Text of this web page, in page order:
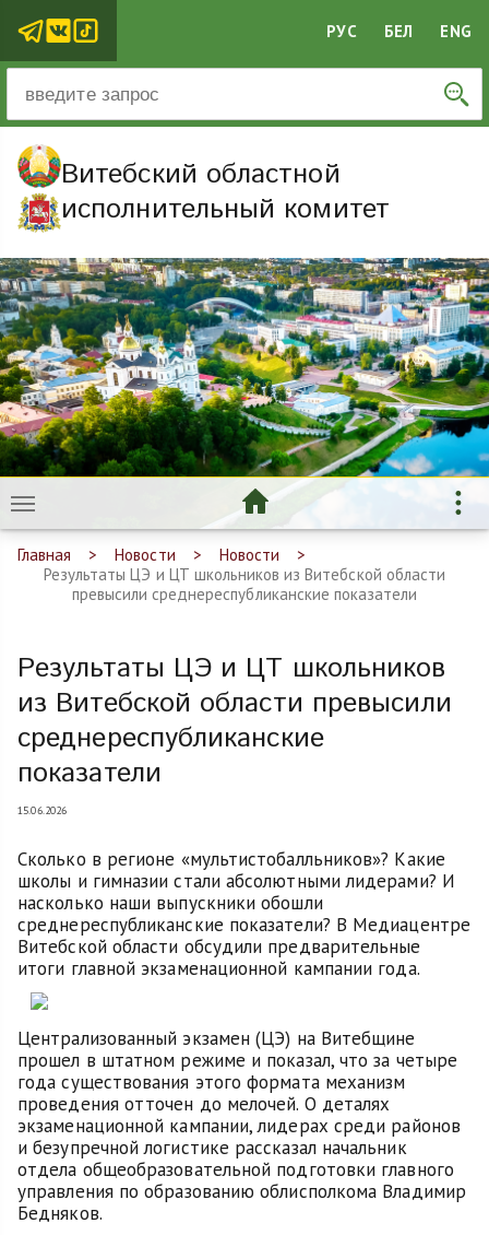
РУС БЕЛ ENG
Витебский областной
исполнительный комитет
Главная Новости
Новости
Результаты ЦЭ и ЦТ школьников из Витебской области
превысили среднереспубликанские показатели
Результаты ЦЭ и ЦТ школьников
из Витебской области превысили
среднереспубликанские
показатели
15.06.2026
Сколько в регионе «мультистобалльников»? Какие
школы и гимназии стали абсолютными лидерами? И
насколько наши выпускники обошли
среднереспубликанские показатели? В Медиацентре
Витебской области обсудили предварительные
итоги главной экзаменационной кампании года.
Централизованный экзамен (ЦЭ) на Витебщине
прошел в штатном режиме и показал, что за четыре
года существования этого формата механизм
проведения отточен до мелочей. О деталях
экзаменационной кампании, лидерах среди районов
и безупречной логистике рассказал начальник
отдела общеобразовательной подготовки главного
управления по образованию облисполкома Владимир
Бедняков.